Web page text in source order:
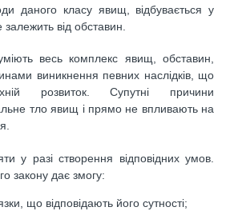
даного класу явищ, відбувається у
від обставин.
весь комплекс явищ, обставин,
виникнення певних наслідків, що
розвиток. Супутні причини
тло явищ і прямо не впливають на
у разі створення відповідних умов.
закону дає змогу:
що відповідають його сутності;